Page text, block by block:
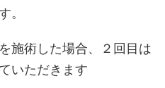
。
施術した場合、２回目は
いただきます